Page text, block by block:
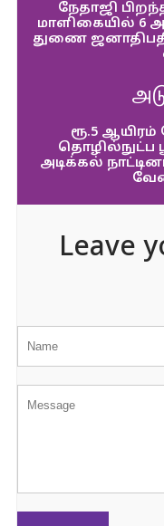
நேதாஜி
மாளிகையில் 6
துணை
ரூ.5
தொழில்நுட்ப
அடிக்கல்
Leave